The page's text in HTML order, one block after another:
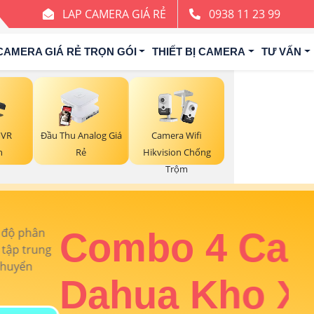
LAP CAMERA GIÁ RẺ 0938 11 23 99
GIÁ RẺ TRỌN GÓI THIẾT BỊ CAMERA TƯ VẤN
Đầu Thu Analog Giá
Rẻ
Camera Wifi
Hikvision Chống
Trộm
tại An Thành Phát chỉ với
: 💯 GIám Sát Ban Đêm :
Hồng Ngoại